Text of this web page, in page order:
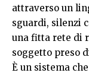
attraverso un
sguardi, silenzi
una fitta rete di
soggetto preso
È un sistema